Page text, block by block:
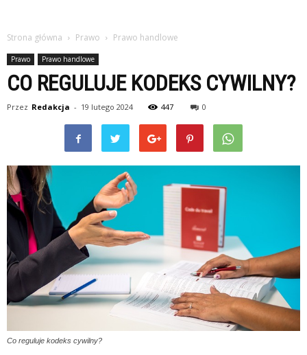
Strona główna Prawo Prawo handlowe
Prawo Prawo handlowe
CO REGULUJE KODEKS CYWILNY?
Przez Redakcja - 19 lutego 2024 447 0
Co reguluje kodeks cywilny?